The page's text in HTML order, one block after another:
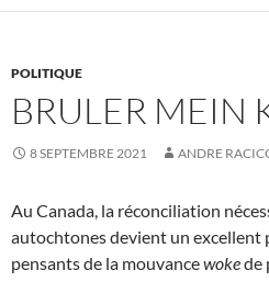
POLITIQUE
BRULER MEIN
8 SEPTEMBRE 2021 ANDRE
Au Canada, la réconciliation
autochtones devient un excellent
pensants de la mouvancewokede